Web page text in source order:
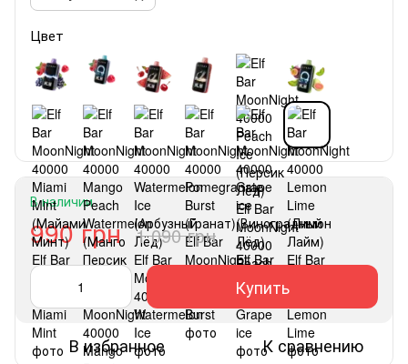
Цвет
В наличии
990 грн 1 090 грн
Купить
В избранное К сравнению